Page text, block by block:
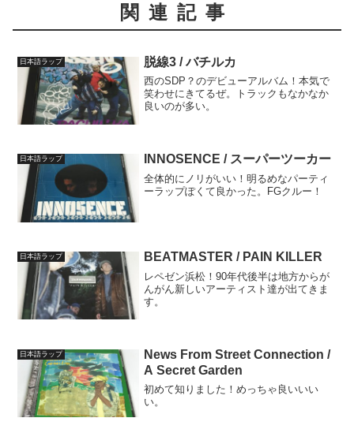
関連記事
日本語ラップ 脱線3 / バチルカ
西のSDP？のデビューアルバム！本気で
笑わせにきてるぜ。トラックもなかなか
良いのが多い。
日本語ラップ INNOSENCE / スーパーツーカー
全体的にノリがいい！明るめなパーティ
ーラップぽくて良かった。FGクルー！
日本語ラップ BEATMASTER / PAIN KILLER
レペゼン浜松！90年代後半は地方からが
んがん新しいアーティスト達が出てきま
す。
日本語ラップ
News From Street Connection /
A Secret Garden
初めて知りました！めっちゃ良いいい
い。